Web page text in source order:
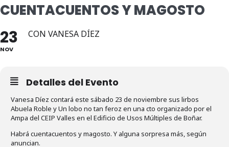
CUENTACUENTOS Y MAGOSTO
23
NOV
CON VANESA DÍEZ
Detalles del Evento
Vanesa Díez contará este sábado 23 de noviembre sus lirbos
Abuela Roble y Un lobo no tan feroz en una cto organizado por el
Ampa del CEIP Valles en el Edificio de Usos Múltiples de Boñar.
Habrá cuentacuentos y magosto. Y alguna sorpresa más, según
anuncian.